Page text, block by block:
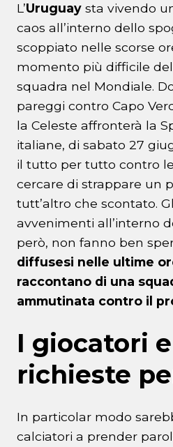
L’Uruguay sta vivendo
caos all’interno dello
scoppiato nelle scorse
momento più difficile
squadra nel Mondiale.
pareggi contro Capo
la Celeste affronterà la
italiane, di sabato 27
il tutto per tutto contro
cercare di strappare un
tutt’altro che scontato.
avvenimenti all’interno
però, non fanno ben
diffusesi nelle ultime
raccontano di una
ammutinata contro il
I giocatori
richieste
In particolar modo
calciatori a prender